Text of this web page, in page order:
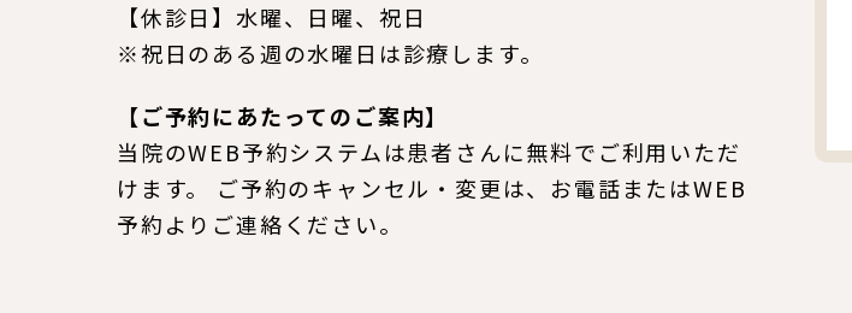
【休診日】水曜、日曜、祝日
※祝日のある週の水曜日は診療します。
【ご予約にあたってのご案内】
当院のWEB予約システムは患者さんに無料でご利用いただ
けます。 ご予約のキャンセル・変更は、お電話またはWEB
予約よりご連絡ください。